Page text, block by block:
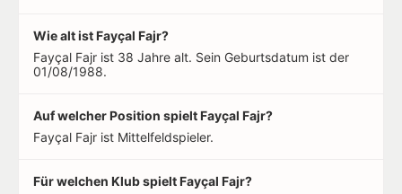
Wie alt ist Fayçal Fajr?
Fayçal Fajr ist 38 Jahre alt. Sein Geburtsdatum ist der
01/08/1988.
Auf welcher Position spielt Fayçal Fajr?
Fayçal Fajr ist Mittelfeldspieler.
Für welchen Klub spielt Fayçal Fajr?